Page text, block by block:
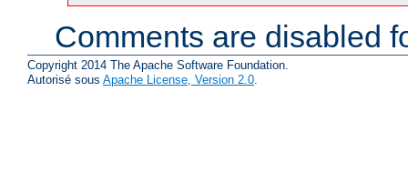
Comments are disabled
Copyright 2014 The Apache Software Foundation.
Autorisé sous Apache License, Version 2.0